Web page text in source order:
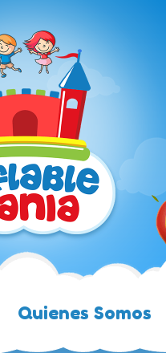
Quienes Somos